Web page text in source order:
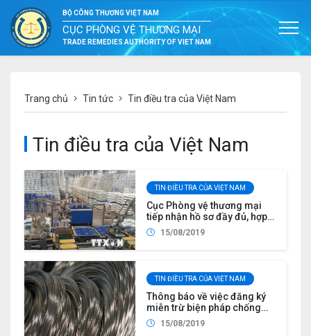
BỘ CÔNG THƯƠNG VIỆT NAM
CỤC PHÒNG VỆ THƯƠNG MẠI
TRADE REMEDIES AUTHORITY OF VIET NAM
Trang chủ Tin tức Tin điều tra của Việt Nam
Tin điều tra của Việt Nam
TIN ĐIỀU TRA CỦA VIỆT NAM
Cục Phòng vệ thương mại
tiếp nhận hồ sơ đầy đủ, hợp
lệ yêu cầu điều tra rà soát
cuối kỳ biện pháp tự vệ đối
15/08/2019
TIN ĐIỀU TRA CỦA VIỆT NAM
Thông báo về việc đăng ký
miễn trừ biện pháp chống
lẩn tránh biện pháp phòng vệ
thương mại đối với một số
15/08/2019